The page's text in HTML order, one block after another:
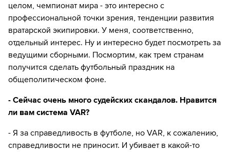
целом, чемпионат мира - это интересно с
профессиональной точки зрения, тенденции развития
вратарской экипировки. У меня, соответственно,
отдельный интерес. Ну и интересно будет посмотреть за
ведущими сборными. Посмортим, как трем странам
получится сделать футбольный праздник на
общеполитическом фоне.
- Сейчас очень много судейских скандалов. Нравится
ли вам система VAR?
- Я за справедливость в футболе, но VAR, к сожалению,
справедливости не приносит. И убивает в какой-то